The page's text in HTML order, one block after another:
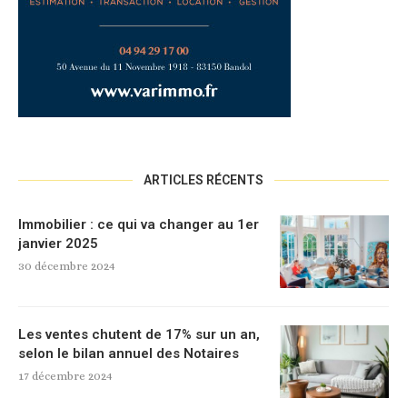
ARTICLES RÉCENTS
Immobilier : ce qui va changer au 1er
janvier 2025
30 décembre 2024
Les ventes chutent de 17% sur un an,
selon le bilan annuel des Notaires
17 décembre 2024